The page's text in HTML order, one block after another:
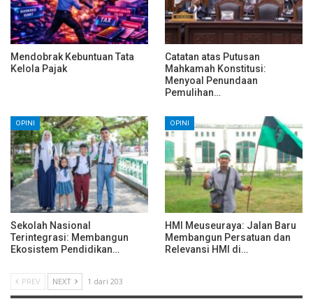
Mendobrak Kebuntuan Tata
Kelola Pajak
Catatan atas Putusan
Mahkamah Konstitusi:
Menyoal Penundaan
Pemulihan…
OPINI
Sekolah Nasional
Terintegrasi: Membangun
Ekosistem Pendidikan…
OPINI
HMI Meuseuraya: Jalan Baru
Membangun Persatuan dan
Relevansi HMI di…
PREV NEXT 1 dari 203